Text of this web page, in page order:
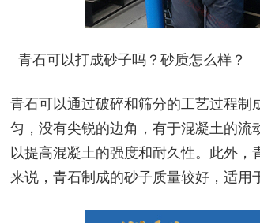
青石可以打成砂子吗？砂质怎么样？
青石可以通过破碎和筛分的工艺过程
匀，没有尖锐的边角，有于混凝土的
以提高混凝土的强度和耐久性。此外
来说，青石制成的砂子质量较好，适用